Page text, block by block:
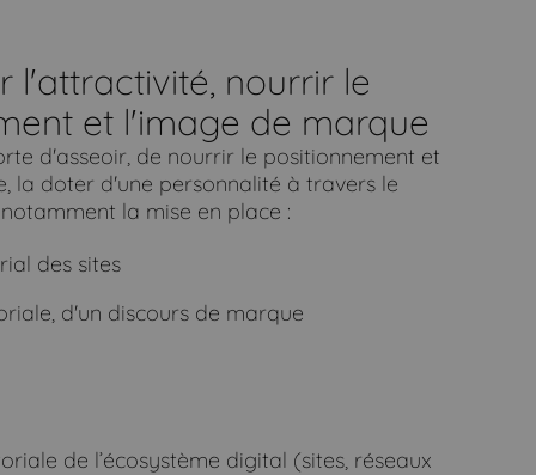
l'attractivité, nourrir le
et l'image de marque
d'asseoir, de nourrir le positionnement et
la doter d'une personnalité à travers le
la mise en place :
des sites
d'un discours de marque
de l’écosystème digital (sites, réseaux